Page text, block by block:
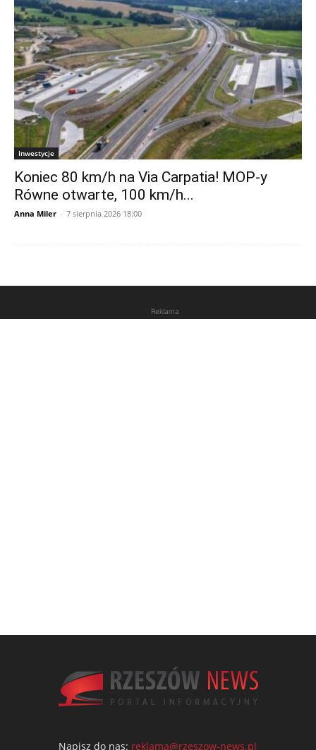
Inwestycje
Koniec 80 km/h na Via Carpatia! MOP-y
Równe otwarte, 100 km/h...
Anna Miler - 7 sierpnia 2026 18:00
Reklama
Napisz do nas: reklama@rzeszow-news.pl